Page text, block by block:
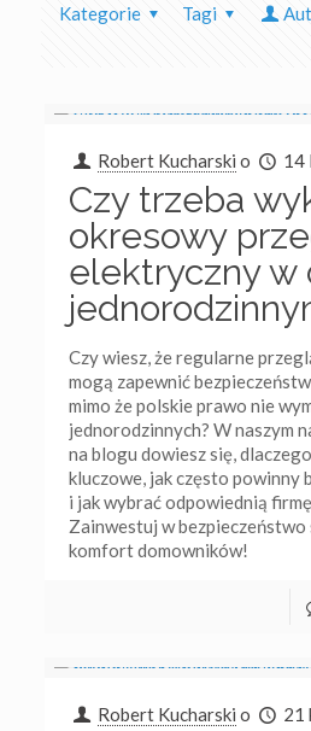
Kategorie Tagi
Robert Kucharski o 14
Czy trzeba
okresowy
elektryczny w
Czy wiesz, że regularne
mogą zapewnić
mimo że polskie prawo nie
jednorodzinnych? W naszym
na blogu dowiesz się,
kluczowe, jak często powinny
i jak wybrać odpowiednią
Zainwestuj w bezpieczeństwo
komfort domowników!
Robert Kucharski o 21